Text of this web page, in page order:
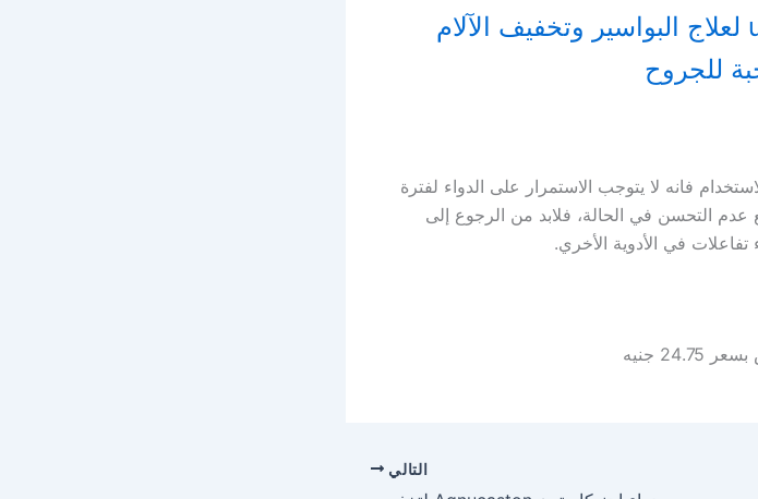
التراكايين جيل ultracaine لعلاج البواسير وتخفيف الآلام
للجروح
فانه لا يتوجب الاستمرار على الدواء لفترة
عدم التحسن في الحالة، فلابد من الرجوع إلى
في الأدوية الأخري.
التالي